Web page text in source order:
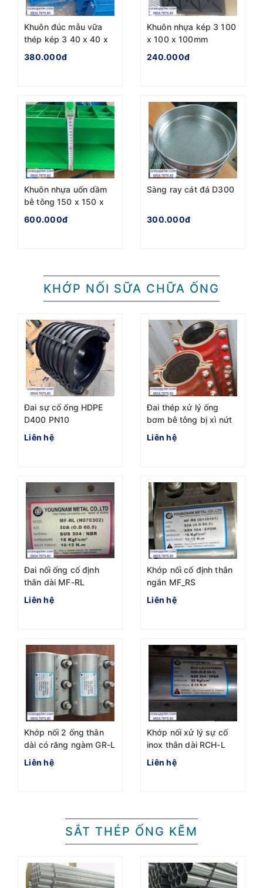
Khuôn đúc mẫu vữa
thép kép 3 40 x 40 x
160mm
380.000đ
Khuôn nhựa kép 3 100
x 100 x 100mm
240.000đ
Khuôn nhựa uốn dầm
bê tông 150 x 150 x
600mm
600.000đ
Sàng ray cát đá D300
300.000đ
KHỚP NỐI SỮA CHỮA ỐNG
Đai sự cố ống HDPE
D400 PN10
Liên hệ
Đai thép xử lý ống
bơm bê tông bị xì nứt
Liên hệ
Đai nối ống cố định
thân dài MF-RL
Liên hệ
Khớp nối cố định thân
ngắn MF_RS
Liên hệ
Khớp nối 2 ống thân
dài có răng ngàm GR-L
Liên hệ
Khớp nối xử lý sự cố
inox thân dài RCH-L
Liên hệ
SẮT THÉP ỐNG KẼM